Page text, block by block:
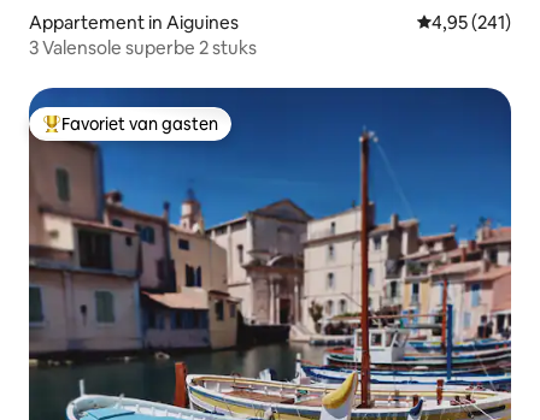
Appartement in Aiguines Gemiddelde
4,95 (241)
3 Valensole superbe 2 stuks
Topfavoriet van gasten
Favoriet van gasten